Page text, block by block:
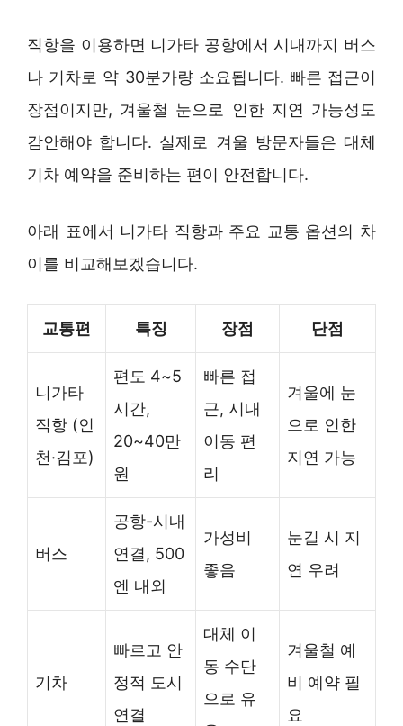
직항을 이용하면 니가타 공항에서 시내까지 버스
나 기차로 약 30분가량 소요됩니다. 빠른 접근이
장점이지만, 겨울철 눈으로 인한 지연 가능성도
감안해야 합니다. 실제로 겨울 방문자들은 대체
기차 예약을 준비하는 편이 안전합니다.
아래 표에서 니가타 직항과 주요 교통 옵션의 차
이를 비교해보겠습니다.
교통편 특징 장점 단점
니가타
직항 (인
천·김포)
편도 4~5
시간,
20~40만
원
빠른 접
근, 시내
이동 편
리
겨울에 눈
으로 인한
지연 가능
버스
공항-시내
연결, 500
엔 내외
가성비
좋음
눈길 시 지
연 우려
기차
빠르고 안
정적 도시
연결
대체 이
동 수단
으로 유
겨울철 예
비 예약 필
요